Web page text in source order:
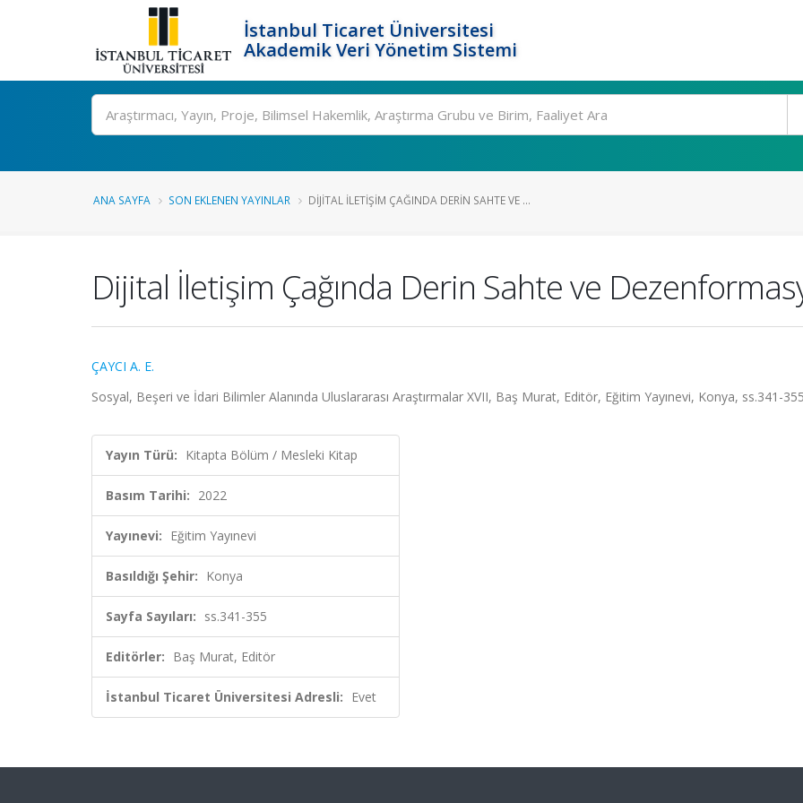
İstanbul Ticaret Üniversitesi
Akademik Veri Yönetim Sistemi
Ara
ANA SAYFA SON EKLENEN YAYINLAR DIJITAL İLETIŞIM ÇAĞINDA DERIN SAHTE VE ...
Dijital İletişim Çağında Derin Sahte ve
ÇAYCI A. E.
Sosyal, Beşeri ve İdari Bilimler Alanında Uluslararası Araştırmalar XVII, Baş Murat, Editör, Eğitim Yayınevi, Konya, ss.341-
Yayın Türü: Kitapta Bölüm / Mesleki Kitap
Basım Tarihi: 2022
Yayınevi: Eğitim Yayınevi
Basıldığı Şehir: Konya
Sayfa Sayıları: ss.341-355
Editörler: Baş Murat, Editör
İstanbul Ticaret Üniversitesi Adresli: Evet